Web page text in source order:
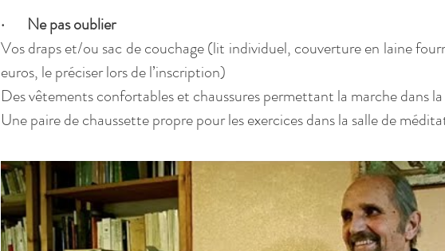
·       Ne pas oublier
Vos draps et/ou sac de couchage (lit individuel, couverture en laine
euros, le préciser lors de l’inscription)
Des vêtements confortables et chaussures permettant la marche dans
Une paire de chaussette propre pour les exercices dans la salle de